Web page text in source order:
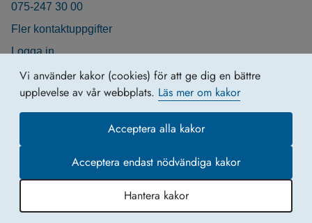
Vi använder kakor (cookies) för att ge dig en bättre
upplevelse av vår webbplats. Läs mer om kakor
Acceptera alla kakor
Acceptera endast nödvändiga kakor
Hantera kakor
075-247 30 00
Fler kontaktuppgifter
Logga in
Behandling av personuppgifter